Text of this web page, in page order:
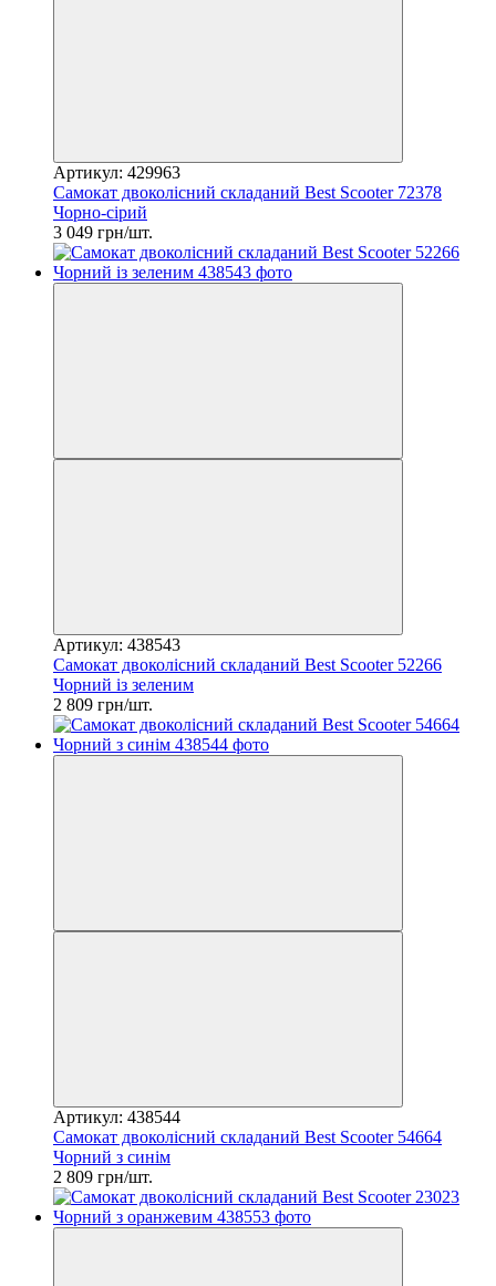
Артикул: 429963
Самокат двоколісний складаний Best Scooter 72378
Чорно-сірий
3 049 грн/шт.
Артикул: 438543
Самокат двоколісний складаний Best Scooter 52266
Чорний із зеленим
2 809 грн/шт.
Артикул: 438544
Самокат двоколісний складаний Best Scooter 54664
Чорний з синім
2 809 грн/шт.